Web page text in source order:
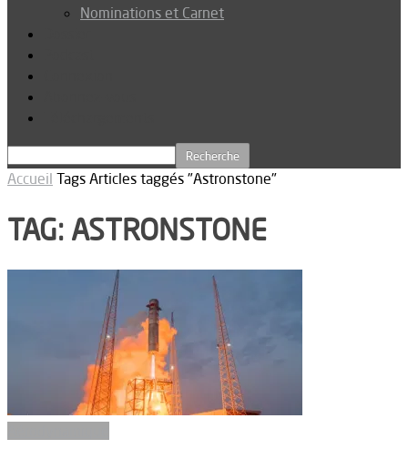
Nominations et Carnet
Accueil Tags Articles taggés "Astronstone"
TAG: ASTRONSTONE